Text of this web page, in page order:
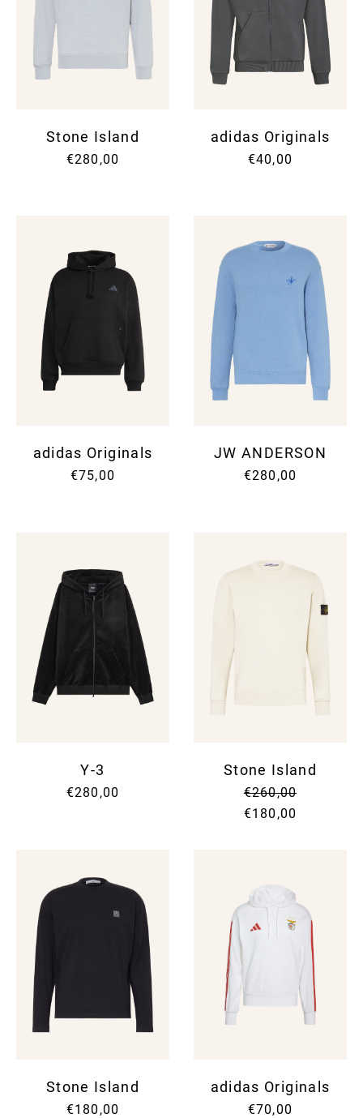
Stone Island
€280,00
adidas Originals
€40,00
adidas Originals
€75,00
JW ANDERSON
€280,00
Y-3
€280,00
Stone Island
€260,00
€180,00
Stone Island
€180,00
adidas Originals
€70,00